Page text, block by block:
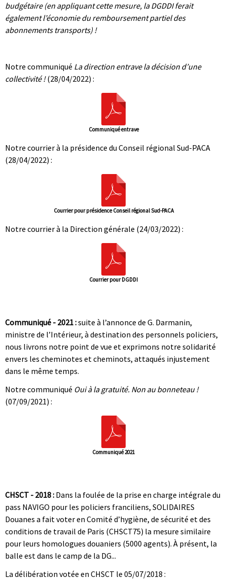
budgétaire (en appliquant cette mesure, la DGDDI ferait
également l’économie du remboursement partiel des
abonnements transports) !
Notre communiqué La direction entrave la décision d’une
collectivité !(28/04/2022) :
Communiqué entrave
Notre courrier à la présidence du Conseil régional Sud-PACA
(28/04/2022) :
Courrier pour présidence Conseil régional Sud-PACA
Notre courrier à la Direction générale (24/03/2022) :
Courrier pour DGDDI
Communiqué - 2021 :suite à l’annonce de G. Darmanin,
ministre de l’Intérieur, à destination des personnels policiers,
nous livrons notre point de vue et exprimons notre solidarité
envers les cheminotes et cheminots, attaqués injustement
dans le même temps.
Notre communiqué Oui à la gratuité. Non au bonneteau !
(07/09/2021) :
Communiqué 2021
CHSCT - 2018 : Dans la foulée de la prise en charge intégrale du
pass NAVIGO pour les policiers franciliens, SOLIDAIRES
Douanes a fait voter en Comité d’hygiène, de sécurité et des
conditions de travail de Paris (CHSCT75) la mesure similaire
pour leurs homologues douaniers (5000 agents). À présent, la
balle est dans le camp de la DG...
La délibération votée en CHSCT le 05/07/2018 :